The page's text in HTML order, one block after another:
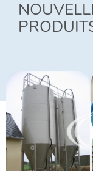
SAVOIR-
FAIRE
SOLUTIONS
GLOBALES